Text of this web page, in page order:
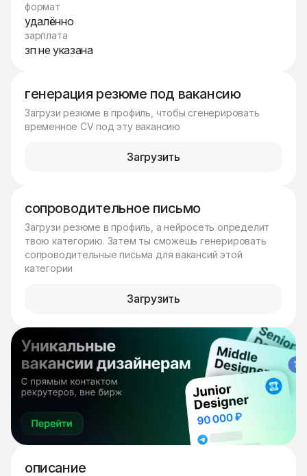
генерация резюме под вакансию
Загрузи резюме в профиль, чтобы сгенерировать
временное CV под эту вакансию
Загрузить
сопроводительное письмо
Загрузи резюме в профиль, а нейросеть определит
твою категорию. Затем ты сможешь генерировать
сопроводительные письма для вакансий этой
категории
Загрузить
описание
формат
удалённо
зарплата
зп не указана